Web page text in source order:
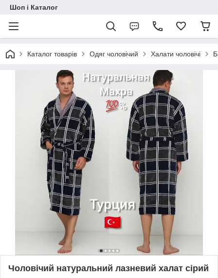
Шоп і Каталог
Каталог товарів Одяг чоловічий Халати чоловічі
Чоловічий натуральний лазневий халат сірий